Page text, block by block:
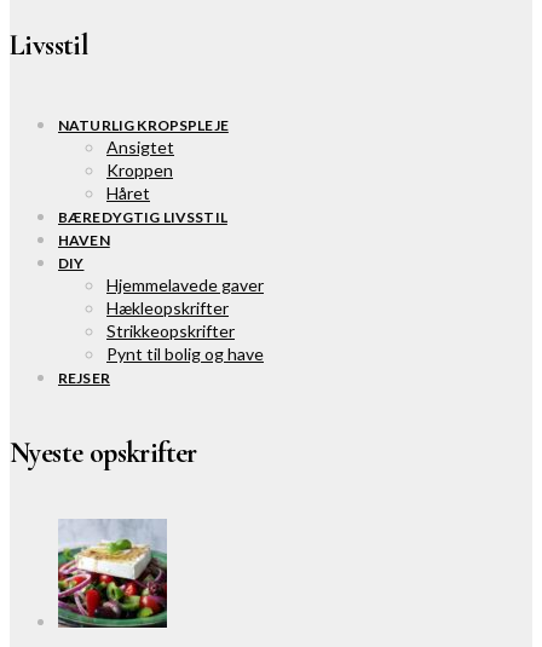
Livsstil
NATURLIG KROPSPLEJE
Ansigtet
Kroppen
Håret
BÆREDYGTIG LIVSSTIL
HAVEN
DIY
Hjemmelavede gaver
Hækleopskrifter
Strikkeopskrifter
Pynt til bolig og have
REJSER
Nyeste opskrifter